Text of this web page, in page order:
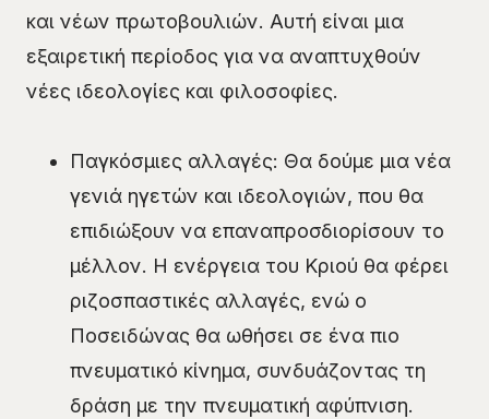
και νέων πρωτοβουλιών. Αυτή είναι μια
εξαιρετική περίοδος για να αναπτυχθούν
νέες ιδεολογίες και φιλοσοφίες.
Παγκόσμιες αλλαγές: Θα δούμε μια νέα
γενιά ηγετών και ιδεολογιών, που θα
επιδιώξουν να επαναπροσδιορίσουν το
μέλλον. Η ενέργεια του Κριού θα φέρει
ριζοσπαστικές αλλαγές, ενώ ο
Ποσειδώνας θα ωθήσει σε ένα πιο
πνευματικό κίνημα, συνδυάζοντας τη
δράση με την πνευματική αφύπνιση.